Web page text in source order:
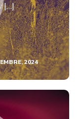
[…]
2024